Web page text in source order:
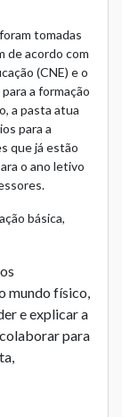
tomadas
de acordo com
(CNE) e o
a formação
a pasta atua
para a
que já estão
o ano letivo
básica,
mundo físico,
e explicar a
para